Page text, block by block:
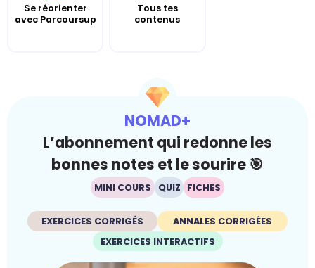
Se réorienter
avec Parcoursup
Tous tes
contenus
NOMAD+
L’abonnement qui redonne les
bonnes notes et le sourire 🎯
MINI COURS QUIZ FICHES
EXERCICES CORRIGÉS
ANNALES CORRIGÉES
EXERCICES INTERACTIFS